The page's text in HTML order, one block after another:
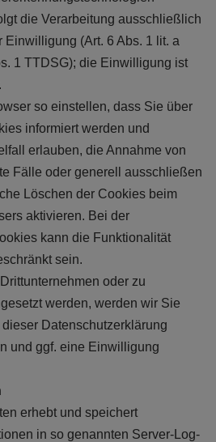
die Verarbeitung ausschließlich
Einwilligung (Art. 6 Abs. 1 lit. a
1 TTDSG); die Einwilligung ist
so einstellen, dass Sie über
informiert werden und
erlauben, die Annahme von
Fälle oder generell ausschließen
Löschen der Cookies beim
aktivieren. Bei der
kann die Funktionalität
sein.
oder zu
werden, werden wir Sie
Datenschutzerklärung
und ggf. eine Einwilligung
erhebt und speichert
in so genannten Server-Log-